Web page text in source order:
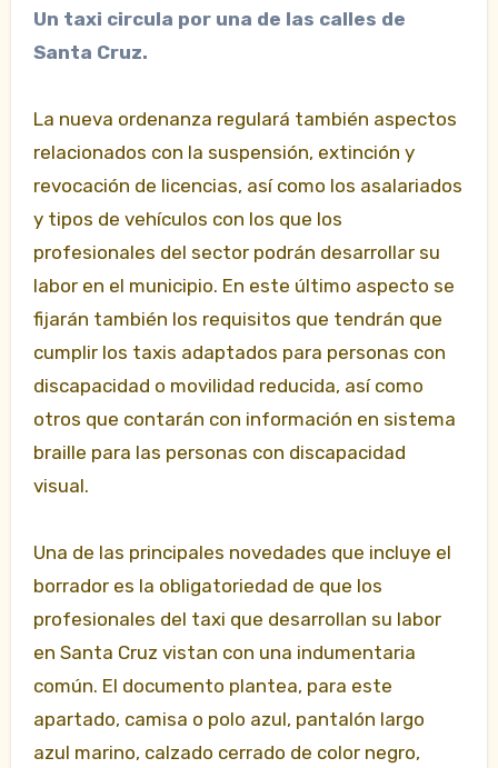
Un taxi circula por una de las calles de
Santa Cruz.
La nueva ordenanza regulará también aspectos
relacionados con la suspensión, extinción y
revocación de licencias, así como los asalariados
y tipos de vehículos con los que los
profesionales del sector podrán desarrollar su
labor en el municipio. En este último aspecto se
fijarán también los requisitos que tendrán que
cumplir los taxis adaptados para personas con
discapacidad o movilidad reducida, así como
otros que contarán con información en sistema
braille para las personas con discapacidad
visual.
Una de las principales novedades que incluye el
borrador es la obligatoriedad de que los
profesionales del taxi que desarrollan su labor
en Santa Cruz vistan con una indumentaria
común. El documento plantea, para este
apartado, camisa o polo azul, pantalón largo
azul marino, calzado cerrado de color negro,